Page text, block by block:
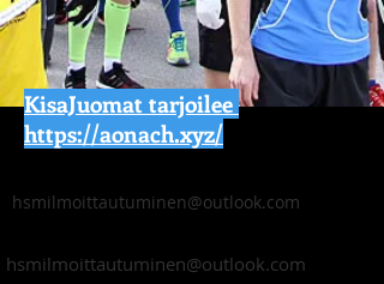
KisaJuomat tarjoilee
https://aonach.xyz/
hsmilmoittautuminen@outlook.com
hsmilmoittautuminen@outlook.com